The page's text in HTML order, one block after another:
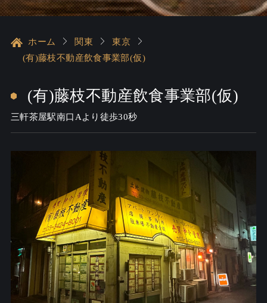
ホーム 関東
東京
(有)藤枝不動産飲食事業部(仮)
(有)藤枝不動産飲食事業部(仮)
三軒茶屋駅南口Aより徒歩30秒